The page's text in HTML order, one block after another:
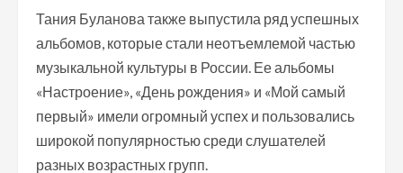
Тания Буланова также выпустила ряд успешных
альбомов, которые стали неотъемлемой частью
музыкальной культуры в России. Ее альбомы
«Настроение», «День рождения» и «Мой самый
первый» имели огромный успех и пользовались
широкой популярностью среди слушателей
разных возрастных групп.